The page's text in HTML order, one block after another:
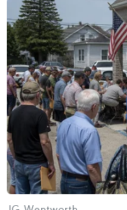
làm Cao tốc
05/05/2023 08:08
Diện tích đất rừng
tăng lên để triển khai
phía Đông giai đoạn
có báo cáo về giải